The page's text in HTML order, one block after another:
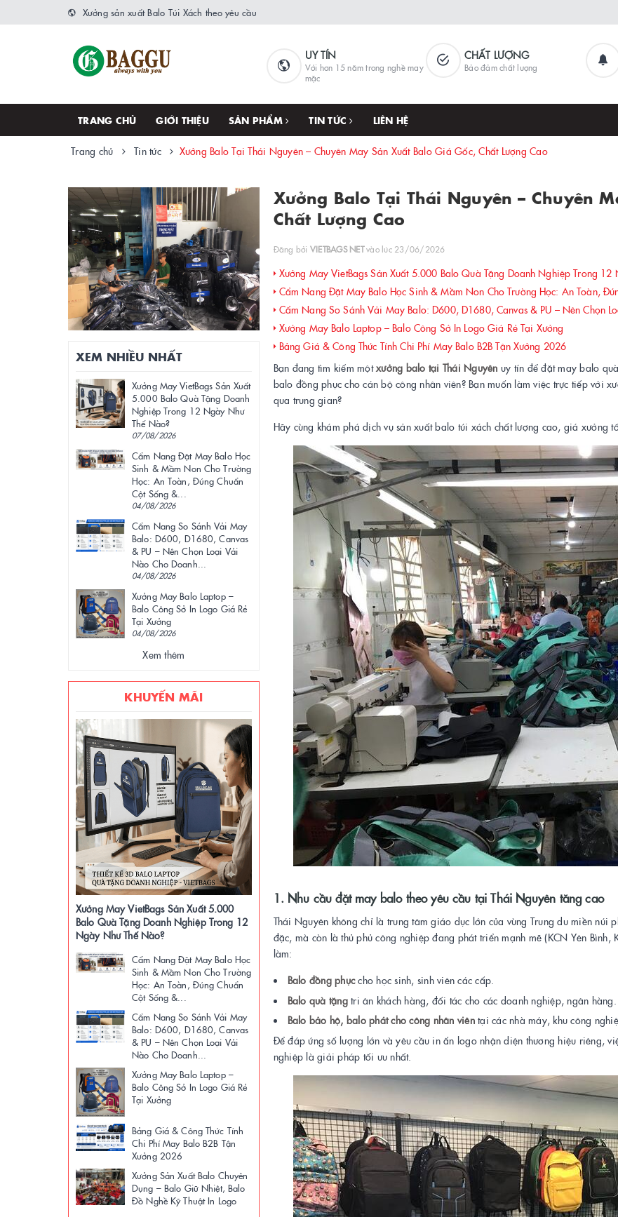
Xưởng sản xuất Balo Túi Xách theo yêu cầu
UY TÍN
Với hơn 15 năm trong nghề may
mặc
CHẤT LƯỢNG
Bảo đảm chất lượng
TRANG CHỦ GIỚI THIỆU SẢN PHẨM TIN TỨC LIÊN HỆ
Trang chủ Tin tức Xưởng Balo Tại Thái Nguyên – Chuyên May Sản Xuất Balo Giá Gốc, Chất Lượng Cao
Xưởng Balo Tại Thái Nguyên – Chuyên
Chất Lượng Cao
Đăng bởi VIETBAGS NETvào lúc 23/06/2026
Xưởng May VietBags Sản Xuất 5.000 Balo Quà Tặng Doanh Nghiệp Trong 12
Cẩm Nang Đặt May Balo Học Sinh & Mầm Non Cho Trường Học: An Toàn,
Cẩm Nang So Sánh Vải May Balo: D600, D1680, Canvas & PU – Nên Chọn
Xưởng May Balo Laptop – Balo Công Sở In Logo Giá Rẻ Tại Xưởng
Bảng Giá & Công Thức Tính Chi Phí May Balo B2B Tận Xưởng 2026
Bạn đang tìm kiếm mộtxưởng balo tại Thái Nguyên uy tín để đặt may balo
balo đồng phục cho cán bộ công nhân viên? Bạn muốn làm việc trực tiếp với
qua trung gian?
Hãy cùng khám phá dịch vụ sản xuất balo túi xách chất lượng cao, giá xưởng
1. Nhu cầu đặt may balo theo yêu cầu tại Thái Nguyên tăng cao
Thái Nguyên không chỉ là trung tâm giáo dục lớn của vùng Trung du miền
đặc, mà còn là thủ phủ công nghiệp đang phát triển mạnh mẽ (KCN Yên
làm:
Balo đồng phụccho học sinh, sinh viên các cấp.
Balo quà tặngtri ân khách hàng, đối tác cho các doanh nghiệp, ngân hàng.
Balo bảo hộ, balo phát cho công nhân viêntại các nhà máy, khu công
Để đáp ứng số lượng lớn và yêu cầu in ấn logo nhận diện thương hiệu riêng,
nghiệp là giải pháp tối ưu nhất.
XEM NHIỀU NHẤT
Xưởng May VietBags Sản Xuất
5.000 Balo Quà Tặng Doanh
Nghiệp Trong 12 Ngày Như
Thế Nào?
07/08/2026
Cẩm Nang Đặt May Balo Học
Sinh & Mầm Non Cho Trường
Học: An Toàn, Đúng Chuẩn
Cột Sống &...
04/08/2026
Cẩm Nang So Sánh Vải May
Balo: D600, D1680, Canvas
& PU – Nên Chọn Loại Vải
Nào Cho Doanh...
04/08/2026
Xưởng May Balo Laptop –
Balo Công Sở In Logo Giá Rẻ
Tại Xưởng
04/08/2026
Xem thêm
KHUYẾN MÃI
Xưởng May VietBags Sản Xuất 5.000
Balo Quà Tặng Doanh Nghiệp Trong 12
Ngày Như Thế Nào?
Cẩm Nang Đặt May Balo Học
Sinh & Mầm Non Cho Trường
Học: An Toàn, Đúng Chuẩn
Cột Sống &...
Cẩm Nang So Sánh Vải May
Balo: D600, D1680, Canvas
& PU – Nên Chọn Loại Vải
Nào Cho Doanh...
Xưởng May Balo Laptop –
Balo Công Sở In Logo Giá Rẻ
Tại Xưởng
Bảng Giá & Công Thức Tính
Chi Phí May Balo B2B Tận
Xưởng 2026
Xưởng Sản Xuất Balo Chuyên
Dụng – Balo Giữ Nhiệt, Balo
Đồ Nghề Kỹ Thuật In Logo